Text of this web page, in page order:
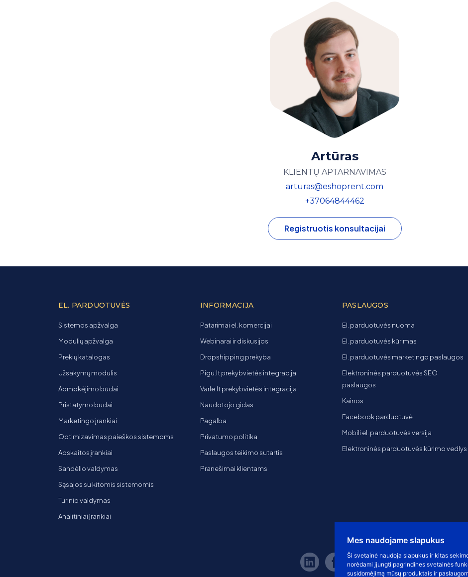
Mes naudojame slapukus
Ši svetainė naudoja slapukus ir kitas
norėdami įjungti pagrindines svetainės
susidomėjimą mūsų produktais ir
Artūras
KLIENTŲ APTARNAVIMAS
arturas@eshoprent.com
+37064844462
Registruotis konsultacijai
EL. PARDUOTUVĖS
Sistemos apžvalga
Modulių apžvalga
Prekių katalogas
Užsakymų modulis
Apmokėjimo būdai
Pristatymo būdai
Marketingo įrankiai
Optimizavimas paieškos sistemoms
Apskaitos įrankiai
Sandėlio valdymas
Sąsajos su kitomis sistemomis
Turinio valdymas
Analitiniai įrankiai
INFORMACIJA
Patarimai el. komercijai
Webinarai ir diskusijos
Dropshipping prekyba
Pigu.lt prekybvietės integracija
Varle.lt prekybvietės integracija
Naudotojo gidas
Pagalba
Privatumo politika
Paslaugos teikimo sutartis
Pranešimai klientams
PASLAUGOS
El. parduotuvės nuoma
El. parduotuvės kūrimas
El. parduotuvės marketingo paslaugos
Elektroninės parduotuvės SEO
paslaugos
Kainos
Facebook parduotuvė
Mobili el. parduotuvės versija
Elektroninės parduotuvės kūrimo vedlys